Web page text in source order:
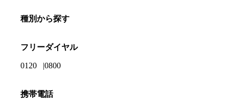
種別から探す
フリーダイヤル
0120 0800
携帯電話